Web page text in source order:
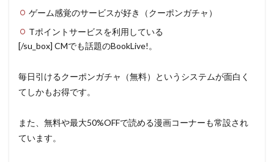
ゲーム感覚のサービスが好き（クーポンガチャ）
Tポイントサービスを利用している
[/su_box] CMでも話題のBookLive!。
毎日引けるクーポンガチャ（無料）というシステムが面白く
てしかもお得です。
また、無料や最大50%OFFで読める漫画コーナーも常設され
ています。